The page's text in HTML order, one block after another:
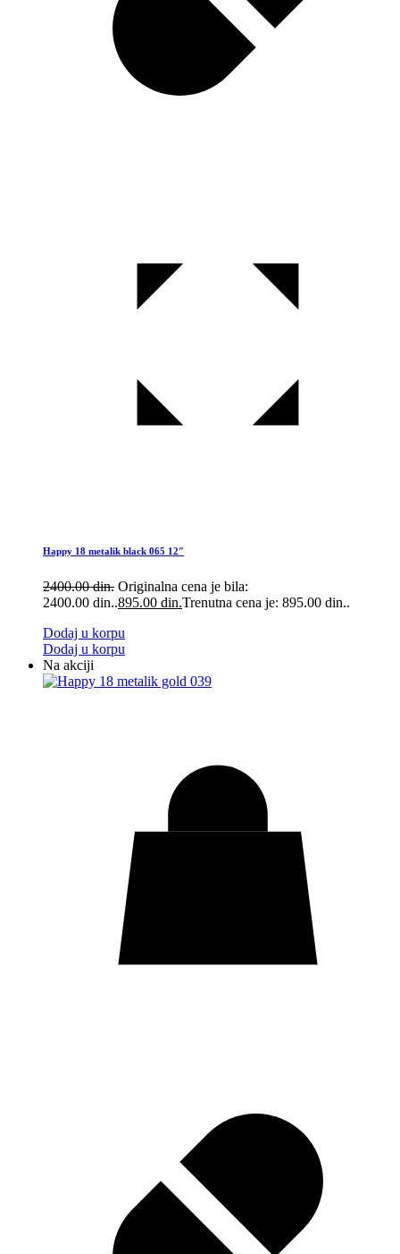
Happy 18 metalik black 065 12″
2400.00din. Originalna cena je bila:
2400.00 din..895.00 din.Trenutna cena je: 895.00 din..
Dodaj u korpu
Dodaj u korpu
Na akciji